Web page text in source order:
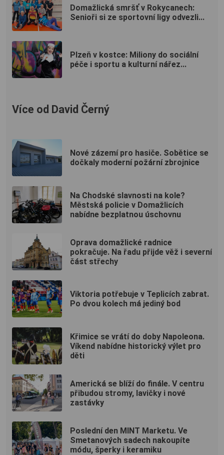
Domažlická smršť v Rokycanech:
Senioři si ze sportovní ligy odvezli...
Plzeň v kostce: Miliony do sociální
péče i sportu a kulturní nářez...
Více od David Černý
Nové zázemí pro hasiče. Sobětice se
dočkaly moderní požární zbrojnice
Na Chodské slavnosti na kole?
Městská policie v Domažlicích
nabídne bezplatnou úschovnu
Oprava domažlické radnice
pokračuje. Na řadu přijde věž i severní
část střechy
Viktoria potřebuje v Teplicích zabrat.
Po dvou kolech má jediný bod
Křimice se vrátí do doby Napoleona.
Víkend nabídne historický výlet pro
děti
Americká se blíží do finále. V centru
přibudou stromy, lavičky i nové
zastávky
Poslední den MINT Marketu. Ve
Smetanových sadech nakoupíte
módu, šperky i keramiku